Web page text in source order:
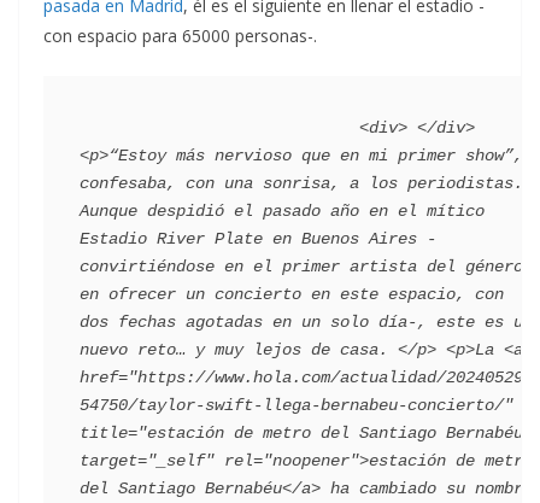
pasada en Madrid, él es el siguiente en llenar el estadio -
con espacio para 65000 personas-.
<p>“Estoy más nervioso que en mi primer show”,
confesaba, con una sonrisa, a los periodistas.
Aunque despidió el pasado año en el mítico
Estadio River Plate en Buenos Aires -
convirtiéndose en el primer artista del género
en ofrecer un concierto en este espacio, con
dos fechas agotadas en un solo día-, este es un
nuevo reto… y muy lejos de casa. </p> <p>La <a
href="https://www.hola.com/actualidad/202405292
54750/taylor-swift-llega-bernabeu-concierto/"
title="estación de metro del Santiago Bernabéu"
target="_self" rel="noopener">estación de metro
del Santiago Bernabéu</a> ha cambiado su nombre